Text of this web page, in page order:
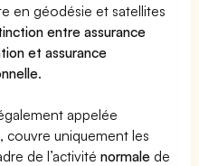
en géodésie et satellites
entre assurance
et assurance
.
appelée
couvre uniquement les
de l’activiténormale de